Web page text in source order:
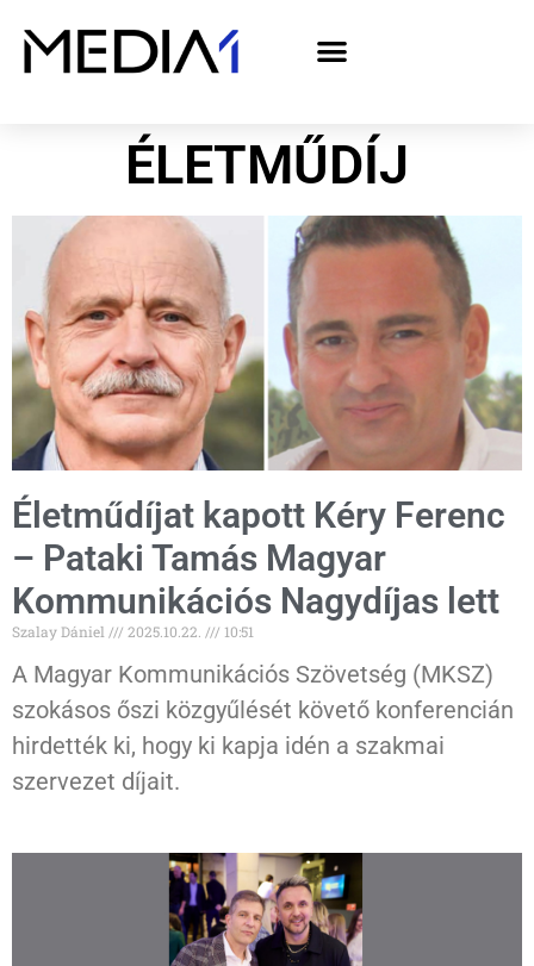
ÉLETMŰDÍJ
Életműdíjat kapott Kéry Ferenc
– Pataki Tamás Magyar
Kommunikációs Nagydíjas lett
Szalay Dániel 2025.10.22. 10:51
A Magyar Kommunikációs Szövetség (MKSZ)
szokásos őszi közgyűlését követő konferencián
hirdették ki, hogy ki kapja idén a szakmai
szervezet díjait.